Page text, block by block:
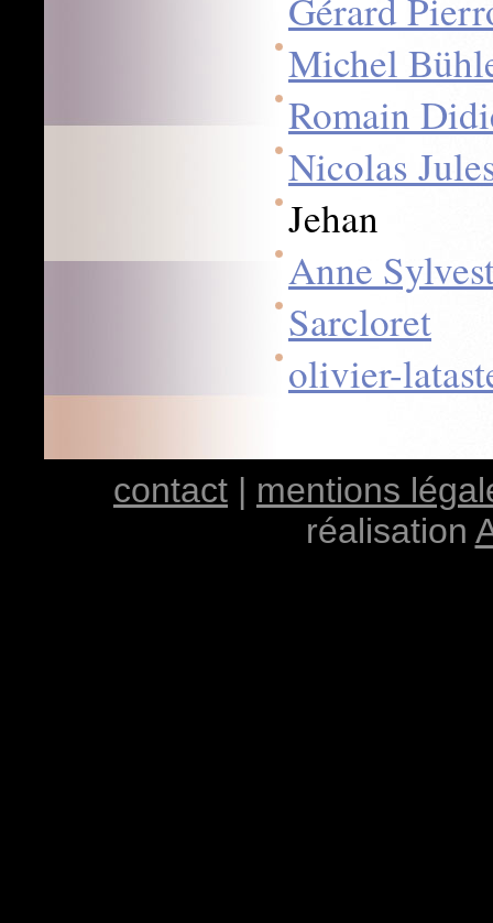
Gérard
Michel
Romain
Nicolas
Jehan
Anne
Sarcloret
olivier-
contact | mentions
réalisation